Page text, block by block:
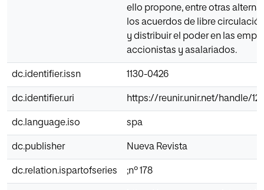
ello propone, entre otras
los acuerdos de libre
y distribuir el poder en las
accionistas y asalariados.
dc.identifier.issn 1130-0426
dc.identifier.uri https://reunir.unir.net/handle/
dc.language.iso spa
dc.publisher Nueva Revista
dc.relation.ispartofseries ;nº 178